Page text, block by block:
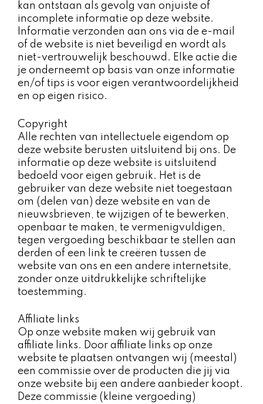
kan ontstaan als gevolg van onjuiste of
incomplete informatie op deze website.
Informatie verzonden aan ons via de e-mail
of de website is niet beveiligd en wordt als
niet-vertrouwelijk beschouwd. Elke actie die
je onderneemt op basis van onze informatie
en/of tips is voor eigen verantwoordelijkheid
en op eigen risico.
Copyright​
Alle rechten van intellectuele eigendom op
deze website berusten uitsluitend bij ons. De
informatie op deze website is uitsluitend
bedoeld voor eigen gebruik. Het is de
gebruiker van deze website niet toegestaan
om (delen van) deze website en van de
nieuwsbrieven, te wijzigen of te bewerken,
openbaar te maken, te vermenigvuldigen,
tegen vergoeding beschikbaar te stellen aan
derden of een link te creëren tussen de
website van ons en een andere internetsite,
zonder onze uitdrukkelijke schriftelijke
toestemming.
Affiliate links ​
Op onze website maken wij gebruik van
affiliate links. Door affiliate links op onze
website te plaatsen ontvangen wij (meestal)
een commissie over de producten die jij via
onze website bij een andere aanbieder koopt.
Deze commissie (kleine vergoeding)